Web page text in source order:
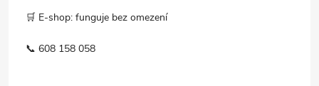
🛒 E-shop: funguje bez omezení
📞 608 158 058